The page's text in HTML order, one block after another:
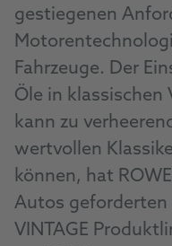
gestiegenen
Fahrzeuge. Der
Öle in klassischen
kann zu
wertvollen
können, hat
Autos geforderten
VINTAGE